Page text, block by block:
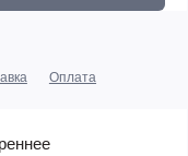
Оплата